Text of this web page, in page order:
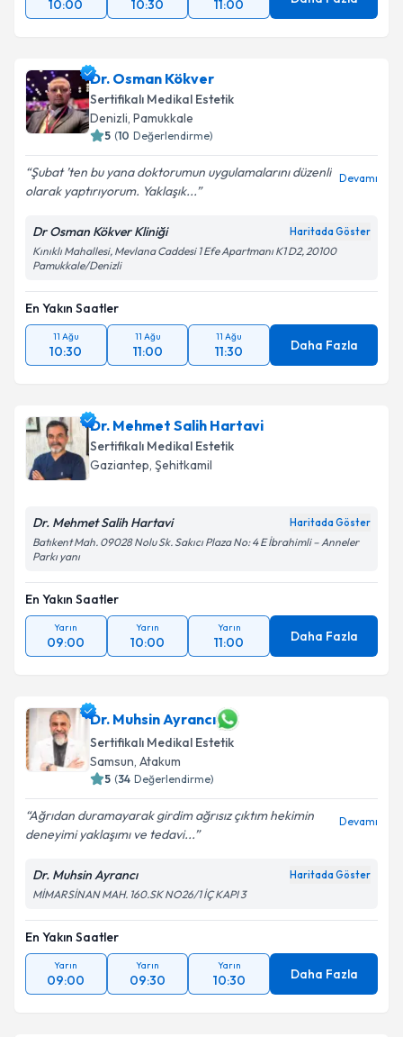
10:00 10:30 11:00
Dr. Osman Kökver
Sertifikalı Medikal Estetik
Denizli, Pamukkale
5 (10 Değerlendirme)
Şubat ’ten bu yana doktorumun uygulamalarını düzenli
olarak yaptırıyorum. Yaklaşık...
Devamı
Dr Osman Kökver Kliniği Haritada Göster
Kınıklı Mahallesi, Mevlana Caddesi 1 Efe Apartmanı K1 D2, 20100
Pamukkale/Denizli
En Yakın Saatler
11 Ağu
10:30
11 Ağu
11:00
11 Ağu
11:30 Daha Fazla
Dr. Mehmet Salih Hartavi
Sertifikalı Medikal Estetik
Gaziantep, Şehitkamil
Dr. Mehmet Salih Hartavi Haritada Göster
Batıkent Mah. 09028 Nolu Sk. Sakıcı Plaza No: 4 E İbrahimli – Anneler
Parkı yanı
En Yakın Saatler
Yarın
09:00
Yarın
10:00
Yarın
11:00 Daha Fazla
Dr. Muhsin Ayrancı
Sertifikalı Medikal Estetik
Samsun, Atakum
5 (34 Değerlendirme)
Ağrıdan duramayarak girdim ağrısız çıktım hekimin
deneyimi yaklaşımı ve tedavi...
Devamı
Dr. Muhsin Ayrancı Haritada Göster
MİMARSİNAN MAH. 160.SK NO26/1 İÇ KAPI 3
En Yakın Saatler
Yarın
09:00
Yarın
09:30
Yarın
10:30 Daha Fazla